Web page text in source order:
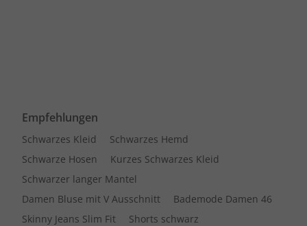
Empfehlungen
Schwarzes Kleid
Schwarzes Hemd
Schwarze Hosen
Kurzes Schwarzes Kleid
Schwarzer langer Mantel
Damen Bluse mit V Ausschnitt
Bademode Damen 46
Skinny Jeans Slim Fit
Shorts schwarz